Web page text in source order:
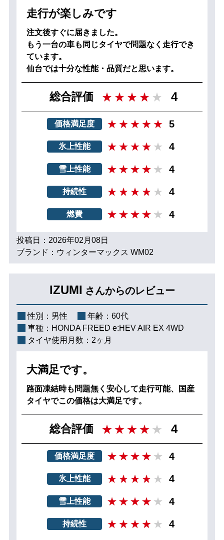
走行が楽しみです
注文後すぐに届きました。
もう一台の車も同じタイヤで問題なく走行でき
ています。
仙台では十分な性能・品質だと思います。
総合評価 4
価格満足度 5
氷上性能 4
雪上性能 4
持続性 4
燃費 4
投稿日：2026年02月08日
ブランド：ウィンターマックス WM02
IZUMI さんからのレビュー
性別： 男性 年齢： 60代
車種： HONDA FREED e:HEV AIR EX 4WD
タイヤ使用月数： 2ヶ月
大満足です。
路面凍結時も問題無く安心して走行可能、国産
タイヤでこの価格は大満足です。
総合評価 4
価格満足度 4
氷上性能 4
雪上性能 4
持続性 4